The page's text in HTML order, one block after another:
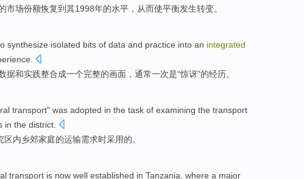
市场份额恢复到其1998年的水平 ， 从而使平衡发生转变。
synthesize isolated bits of data and practice into an integrated
据和实践整合成一个完整的画面 ， 通常一次是“惊讶”的经历。
transport" was adopted in the task of examining the transport
in the district
区内乡郊家庭的运输需求时采用的。
transport is now well established in Tanzania , where a major